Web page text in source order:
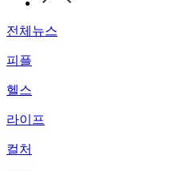
전체뉴스
피플
헬스
라이프
컬처